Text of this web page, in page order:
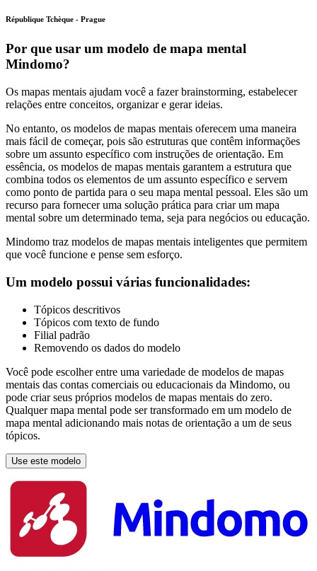
République Tchèque - Prague
Por que usar um modelo de mapa mental
Mindomo?
Os mapas mentais ajudam você a fazer brainstorming, estabelecer
relações entre conceitos, organizar e gerar ideias.
No entanto, os modelos de mapas mentais oferecem uma maneira
mais fácil de começar, pois são estruturas que contêm informações
sobre um assunto específico com instruções de orientação. Em
essência, os modelos de mapas mentais garantem a estrutura que
combina todos os elementos de um assunto específico e servem
como ponto de partida para o seu mapa mental pessoal. Eles são um
recurso para fornecer uma solução prática para criar um mapa
mental sobre um determinado tema, seja para negócios ou educação.
Mindomo traz modelos de mapas mentais inteligentes que permitem
que você funcione e pense sem esforço.
Um modelo possui várias funcionalidades:
Tópicos descritivos
Tópicos com texto de fundo
Filial padrão
Removendo os dados do modelo
Você pode escolher entre uma variedade de modelos de mapas
mentais das contas comerciais ou educacionais da Mindomo, ou
pode criar seus próprios modelos de mapas mentais do zero.
Qualquer mapa mental pode ser transformado em um modelo de
mapa mental adicionando mais notas de orientação a um de seus
tópicos.
Use este modelo